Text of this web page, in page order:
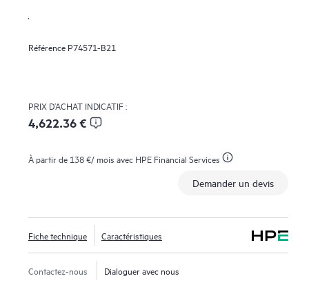
.
Référence P74571-B21
PRIX D’ACHAT INDICATIF :
4,622.36 €
À partir de 138 €/ mois avec HPE Financial Services
Demander un devis
Fiche technique Caractéristiques
Contactez-nous Dialoguer avec nous